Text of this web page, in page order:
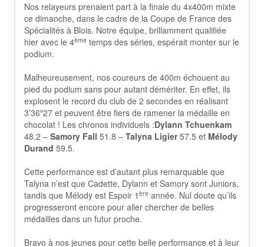
Nos relayeurs prenaient part à la finale du 4x400m mixte
ce dimanche, dans le cadre de la Coupe de France des
Spécialités à Blois. Notre équipe, brillamment qualifiée
hier avec le 4ème temps des séries, espérait monter sur le
podium.
Malheureusement, nos coureurs de 400m échouent au
pied du podium sans pour autant démériter. En effet, ils
explosent le record du club de 2 secondes en réalisant
3’36″27 et peuvent être fiers de ramener la médaille en
chocolat ! Les chronos individuels :Dylann Tchuenkam
48.2 – Samory Fall 51.8 – Talyna Ligier57.5 et Mélody
Durand 59.5.
Cette performance est d’autant plus remarquable que
Talyna n’est que Cadette, Dylann et Samory sont Juniors,
tandis que Mélody est Espoir 1 ère année. Nul doute qu’ils
progresseront encore pour aller chercher de belles
médailles dans un futur proche.
Bravo à nos jeunes pour cette belle performance et à leur